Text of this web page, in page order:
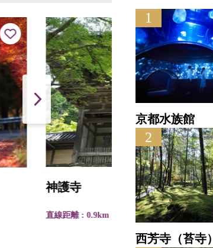
神護寺
直線距離 : 0.9km
1
京都水族館
2
西芳寺（苔寺）